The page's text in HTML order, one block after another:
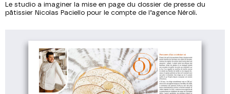
Le studio a imaginer la mise en page du dossier de presse du
pâtissier Nicolas Paciello pour le compte de l’agence Néroli.